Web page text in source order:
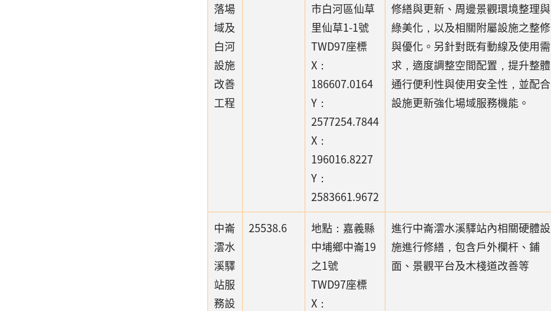
落場
域及
白河
設施
改善
工程
市白河區仙草
里仙草1-1號
TWD97座標
X：
186607.0164
Y：
2577254.7844
X：
196016.8227
Y：
2583661.9672
修繕與更新、周邊景觀環境整理與
綠美化，以及相關附屬設施之整修
與優化。另針對既有動線及使用需
求，適度調整空間配置，提升整體
通行便利性與使用安全性，並配合
設施更新強化場域服務機能。
中崙
澐水
溪驛
站服
務設
25538.6
地點：嘉義縣
中埔鄉中崙19
之1號
TWD97座標
X：
進行中崙澐水溪驛站內相關硬體設
施進行修繕，包含戶外欄杆、鋪
面、景觀平台及木棧道改善等